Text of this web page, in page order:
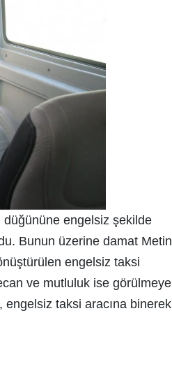
düğününe engelsiz şekilde
Bunun üzerine damat Metin
engelsiz taksi
ve mutluluk ise görülmeye
taksi aracına binerek